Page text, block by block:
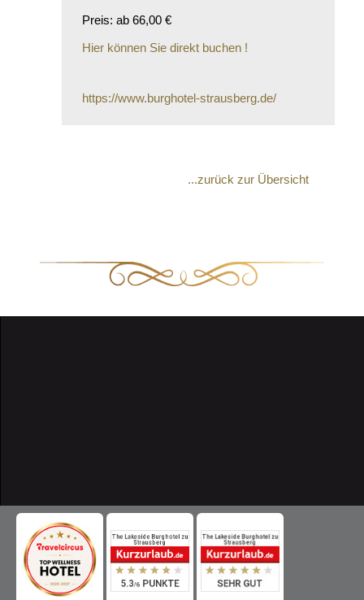
Preis: ab 66,00 €
Hier können Sie direkt buchen !
https://www.burghotel-strausberg.de/
...zurück zur Übersicht